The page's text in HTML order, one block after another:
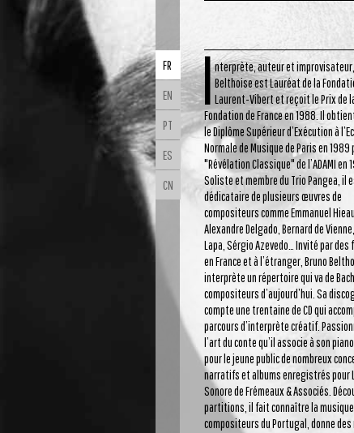
FR
EN
PT
ES
CN
Interprète, auteur et
Belthoise est Lauréat de la
Laurent-Vibert et reçoit le Prix de
Fondation de France en 1988. Il
le Diplôme Supérieur d’Exécution à
Normale de Musique de Paris en 1989
"Révélation Classique" de l’ADAMI en
Soliste et membre du Trio Pangea, il
dédicataire de plusieurs œuvres de
compositeurs comme Emmanuel
Alexandre Delgado, Bernard de
Lapa, Sérgio Azevedo… Invité par
en France et à l’étranger, Bruno
interprète un répertoire qui va de
compositeurs d’aujourd’hui. Sa
compte une trentaine de CD qui
parcours d’interprète créatif.
l’art du conte qu’il associe à son
pour le jeune public de nombreux
narratifs et albums enregistrés pour
Sonore de Frémeaux & Associés.
partitions, il fait connaître la
compositeurs du Portugal, donne